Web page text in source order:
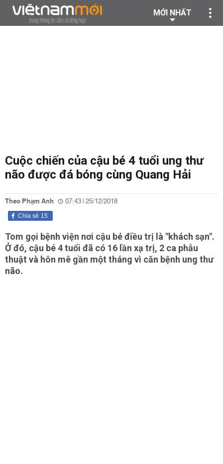
MỚI NHẤT
Cuộc chiến của cậu bé 4 tuổi ung thư
não được đá bóng cùng Quang Hải
Theo Phạm Anh 07:43 | 25/12/2018
15
Chia sẻ
Tom gọi bệnh viện nơi cậu bé điều trị là "khách sạn".
Ở đó, cậu bé 4 tuổi đã có 16 lần xạ trị, 2 ca phẫu
thuật và hôn mê gần một tháng vì căn bệnh ung thư
não.